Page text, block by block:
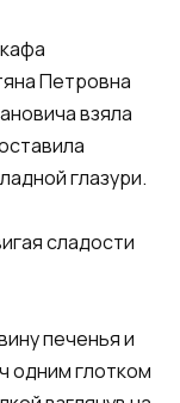
Петровна
взяла
глазури.
сладости
печенья и
одним глотком